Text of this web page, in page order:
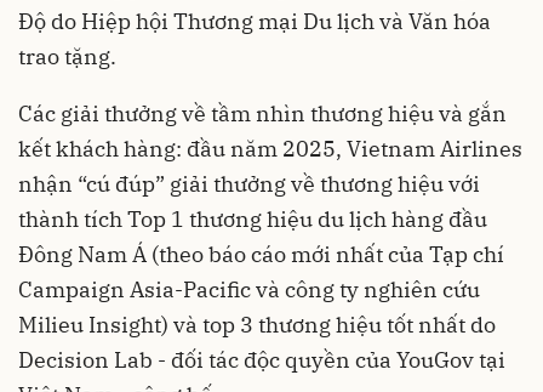
Độ do Hiệp hội Thương mại Du lịch và Văn hóa
trao tặng.
Các giải thưởng về tầm nhìn thương hiệu và gắn
kết khách hàng: đầu năm 2025, Vietnam Airlines
nhận “cú đúp” giải thưởng về thương hiệu với
thành tích Top 1 thương hiệu du lịch hàng đầu
Đông Nam Á (theo báo cáo mới nhất của Tạp chí
Campaign Asia-Pacific và công ty nghiên cứu
Milieu Insight) và top 3 thương hiệu tốt nhất do
Decision Lab - đối tác độc quyền của YouGov tại